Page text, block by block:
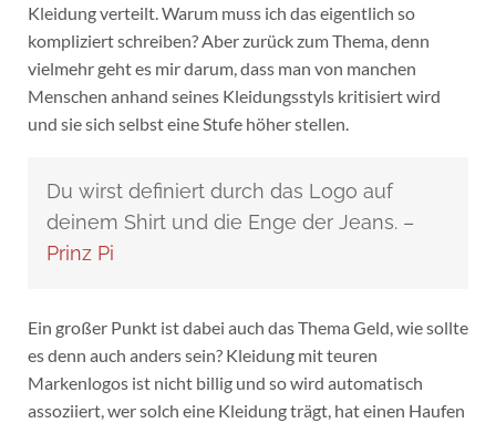
Kleidung verteilt. Warum muss ich das eigentlich so
kompliziert schreiben? Aber zurück zum Thema, denn
vielmehr geht es mir darum, dass man von manchen
Menschen anhand seines Kleidungsstyls kritisiert wird
und sie sich selbst eine Stufe höher stellen.
Du wirst definiert durch das Logo auf
deinem Shirt und die Enge der Jeans. –
Prinz Pi
Ein großer Punkt ist dabei auch das Thema Geld, wie sollte
es denn auch anders sein? Kleidung mit teuren
Markenlogos ist nicht billig und so wird automatisch
assoziiert, wer solch eine Kleidung trägt, hat einen Haufen